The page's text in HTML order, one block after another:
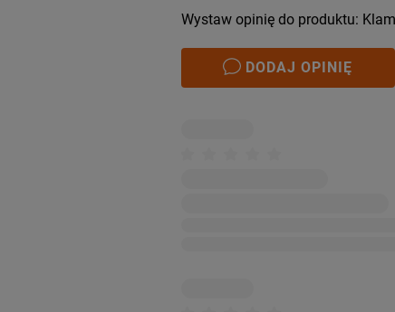
Wystaw opinię do produktu:
DODAJ OPINIĘ